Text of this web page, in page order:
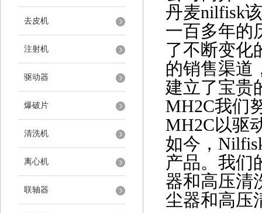
去皮机
注射机
驱动器
爆破片
清洗机
离心机
联轴器
丹麦nilfisk
一百多年的
了不断变化
的销售渠道
建立了宝贵
MH2C我们
MH2C以驱
如今，
产品。我们
器和高压清
尘器和高压